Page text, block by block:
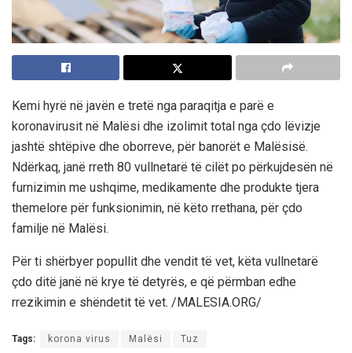
Kemi hyrë në javën e tretë nga paraqitja e parë e
koronavirusit në Malësi dhe izolimit total nga çdo lëvizje
jashtë shtëpive dhe oborreve, për banorët e Malësisë.
Ndërkaq, janë rreth 80 vullnetarë të cilët po përkujdesën në
furnizimin me ushqime, medikamente dhe produkte tjera
themelore për funksionimin, në këto rrethana, për çdo
familje në Malësi.
Për ti shërbyer popullit dhe vendit të vet, këta vullnetarë
çdo ditë janë në krye të detyrës, e që përmban edhe
rrezikimin e shëndetit të vet. /MALESIA.ORG/
Tags: korona virus Malësi Tuz